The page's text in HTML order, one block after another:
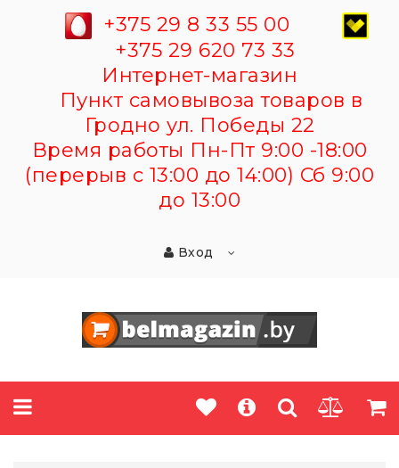
+375 29 8 33 55 00
+375 29 620 73 33
Интернет-магазин
Пункт самовывоза товаров в
Гродно ул. Победы 22
Время работы Пн-Пт 9:00 -18:00
(перерыв с 13:00 до 14:00) Сб 9:00
до 13:00
Вход